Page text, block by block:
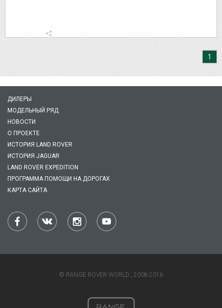
1
ДИЛЕРЫ
МОДЕЛЬНЫЙ РЯД
НОВОСТИ
О ПРОЕКТЕ
ИСТОРИЯ LAND ROVER
ИСТОРИЯ JAGUAR
LAND ROVER EXPEDITION
ПРОГРАММА ПОМОЩИ НА ДОРОГАХ
КАРТА САЙТА
© RANGE ROVER WORLD , 2008-2016